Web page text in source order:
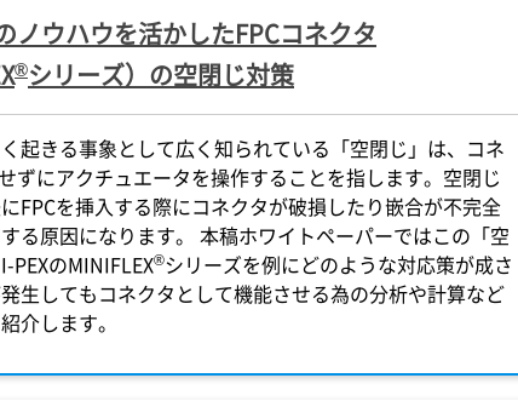
ノウハウを活かしたFPCコネクタ
®シリーズ）の空閉じ対策
起きる事象として広く知られている「空閉じ」は、コネ
ずにアクチュエータを操作することを指します。空閉じ
FPCを挿入する際にコネクタが破損したり嵌合が不完全
る原因になります。 本稿ホワイトペーパーではこの「空
I-PEXのMINIFLEX®シリーズを例にどのような対応策が成さ
生してもコネクタとして機能させる為の分析や計算など
介します。